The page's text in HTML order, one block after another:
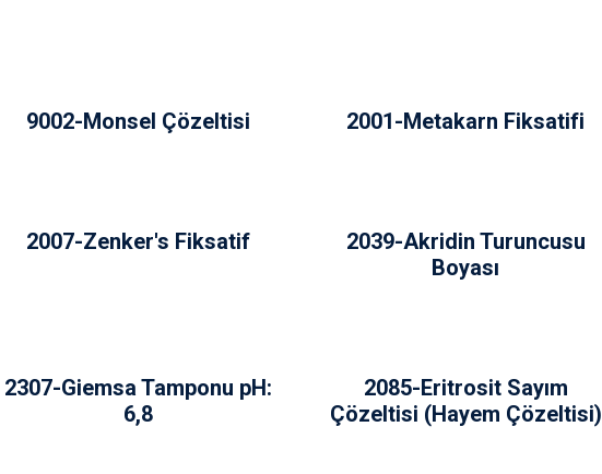
9002-Monsel Çözeltisi 2001-Metakarn Fiksatifi
2007-Zenker's Fiksatif
2039-Akridin Turuncusu
Boyası
2307-Giemsa Tamponu pH:
6,8
2085-Eritrosit Sayım
Çözeltisi (Hayem Çözeltisi)